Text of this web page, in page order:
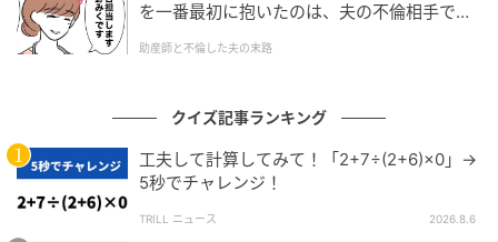
を一番最初に抱いたのは、夫の不倫相手でし
助産師と不倫した夫の末路
クイズ記事ランキング
工夫して計算してみて！「2+7÷(2+6)×0」→
5秒でチャレンジ！
TRILL ニュース 2026.8.6